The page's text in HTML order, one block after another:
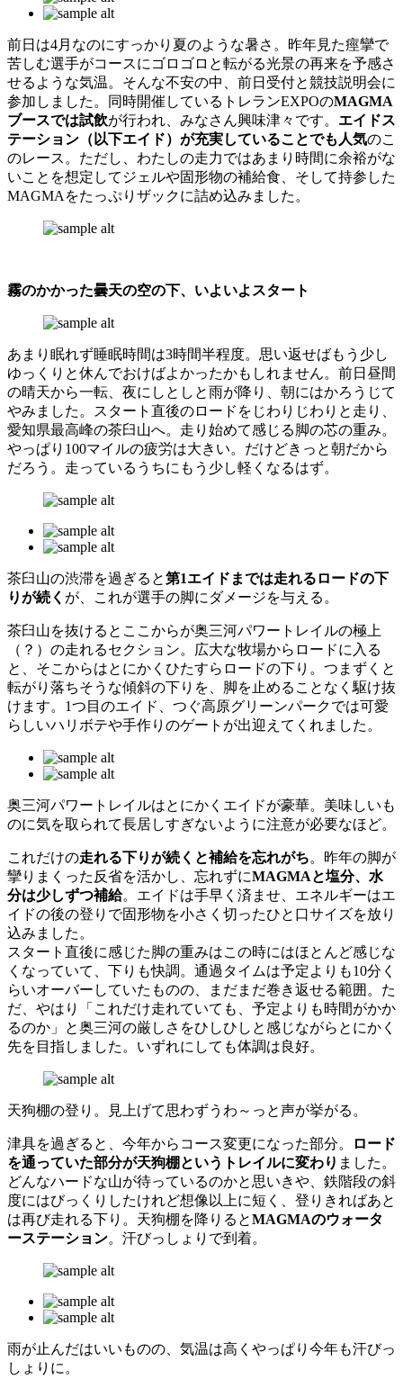
前日は4月なのにすっかり夏のような暑さ。昨年見た痙攣で
苦しむ選手がコースにゴロゴロと転がる光景の再来を予感さ
せるような気温。そんな不安の中、前日受付と競技説明会に
参加しました。同時開催しているトレランEXPOのMAGMA
ブースでは試飲が行われ、みなさん興味津々です。 エイドス
テーション（以下エイド）が充実していることでも人気のこ
のレース。ただし、わたしの走力ではあまり時間に余裕がな
いことを想定してジェルや固形物の補給食、そして持参した
MAGMAをたっぷりザックに詰め込みました。
霧のかかった曇天の空の下、いよいよスタート
あまり眠れず睡眠時間は3時間半程度。思い返せばもう少し
ゆっくりと休んでおけばよかったかもしれません。前日昼間
の晴天から一転、夜にしとしと雨が降り、朝にはかろうじて
やみました。スタート直後のロードをじわりじわりと走り、
愛知県最高峰の茶臼山へ。走り始めて感じる脚の芯の重み。
やっぱり100マイルの疲労は大きい。だけどきっと朝だから
だろう。走っているうちにもう少し軽くなるはず。
茶臼山の渋滞を過ぎると第1エイドまでは走れるロードの下
りが続く が、これが選手の脚にダメージを与える。
茶臼山を抜けるとここからが奥三河パワートレイルの極上
（？）の走れるセクション。広大な牧場からロードに入る
と、そこからはとにかくひたすらロードの下り。つまずくと
転がり落ちそうな傾斜の下りを、脚を止めることなく駆け抜
けます。1つ目のエイド、つぐ高原グリーンパークでは可愛
らしいハリボテや手作りのゲートが出迎えてくれました。
奥三河パワートレイルはとにかくエイドが豪華。美味しいも
のに気を取られて長居しすぎないように注意が必要なほど。
これだけの走れる下りが続くと補給を忘れがち。昨年の脚が
攣りまくった反省を活かし、忘れずにMAGMAと塩分、水
分は少しずつ補給。エイドは手早く済ませ、エネルギーはエ
イドの後の登りで固形物を小さく切ったひと口サイズを放り
込みました。
スタート直後に感じた脚の重みはこの時にはほとんど感じな
くなっていて、下りも快調。通過タイムは予定よりも10分く
らいオーバーしていたものの、まだまだ巻き返せる範囲。た
だ、やはり「これだけ走れていても、予定よりも時間がかか
るのか」と奥三河の厳しさをひしひしと感じながらとにかく
先を目指しました。いずれにしても体調は良好。
天狗棚の登り。見上げて思わずうわ～っと声が挙がる。
津具を過ぎると、今年からコース変更になった部分。
ロード
を通っていた部分が天狗棚というトレイルに変わり ました。
どんなハードな山が待っているのかと思いきや、鉄階段の斜
度にはびっくりしたけれど想像以上に短く、登りきればあと
は再び走れる下り。天狗棚を降りるとMAGMAのウォータ
ーステーション。汗びっしょりで到着。
雨が止んだはいいものの、気温は高くやっぱり今年も汗びっ
しょりに。